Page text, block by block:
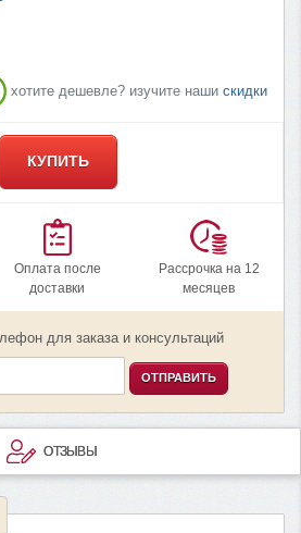
хотите дешевле? изучите наши скидки
КУПИТЬ
Оплата после
доставки
Рассрочка на 12
месяцев
для заказа и консультаций
ОТПРАВИТЬ
ОТЗЫВЫ